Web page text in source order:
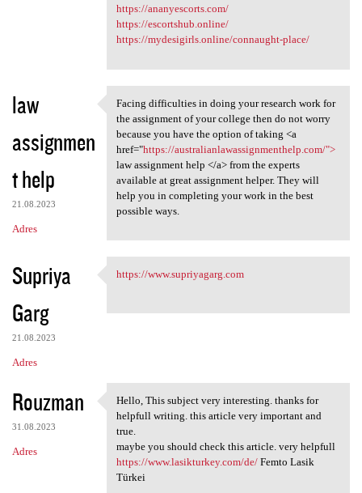
https://ananyescorts.com/
https://escortshub.online/
https://mydesigirls.online/connaught-place/
law
assignmen
t help
21.08.2023
Adres
Facing difficulties in doing
Facing difficulties in doing your research work for
the assignment of your college then do not worry
because you have the option of taking <a
href="https://australianlawassignmenthelp.com/">
law assignment help </a> from the experts
available at great assignment helper. They will
help you in completing your work in the best
possible ways.
Supriya
Garg
21.08.2023
Adres
https://www.supriyagarg.com
https://www.supriyagarg.com
Rouzman
31.08.2023
Adres
Hello, This subject very
Hello, This subject very interesting. thanks for
helpfull writing. this article very important and
true.
maybe you should check this article. very helpfull
https://www.lasikturkey.com/de/Femto Lasik
Türkei